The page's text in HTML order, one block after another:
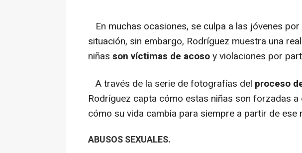
En muchas ocasiones, se culpa a las jóvenes
situación, sin embargo, Rodríguez muestra una
niñas son víctimas de acosoy violaciones por
A través de la serie de fotografías del proceso
Rodríguez capta cómo estas niñas son forzadas
cómo su vida cambia para siempre a partir de ese
ABUSOS SEXUALES.